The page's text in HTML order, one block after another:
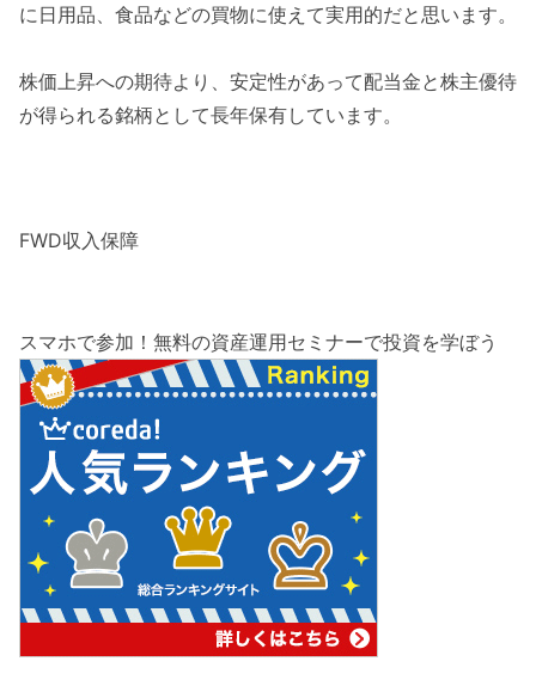
に日用品、食品などの買物に使えて実用的だと思います。
株価上昇への期待より、安定性があって配当金と株主優待
が得られる銘柄として長年保有しています。
FWD収入保障
スマホで参加！無料の資産運用セミナーで投資を学ぼう